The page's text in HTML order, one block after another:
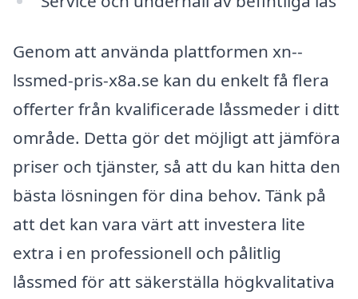
Genom att använda plattformen xn--
lssmed-pris-x8a.se kan du enkelt få flera
offerter från kvalificerade låssmeder i ditt
område. Detta gör det möjligt att jämföra
priser och tjänster, så att du kan hitta den
bästa lösningen för dina behov. Tänk på
att det kan vara värt att investera lite
extra i en professionell och pålitlig
låssmed för att säkerställa högkvalitativa